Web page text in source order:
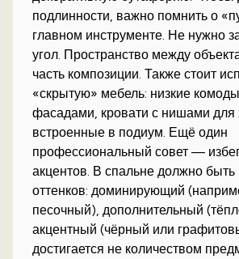
подлинности, важно помнить о
главном инструменте. Не нужно
угол. Пространство между
часть композиции. Также стоит
«скрытую» мебель: низкие
фасадами, кровати с нишами для
встроенные в подиум. Ещё один
профессиональный совет —
акцентов. В спальне должно быть
оттенков: доминирующий
песочный), дополнительный
акцентный (чёрный или
достигается не количеством